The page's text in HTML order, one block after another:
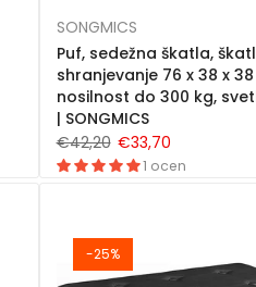
SONGMICS
Puf, sedežna škatla,
shranjevanje 76 x 38 x
nosilnost do 300 kg,
| SONGMICS
€42,20 €33,70
1 ocen
-25%